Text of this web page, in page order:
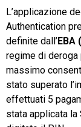
L’applicazione
Authentication
definite dall’EBA
regime di
massimo
stato superato
effettuati 5
stata applicata la